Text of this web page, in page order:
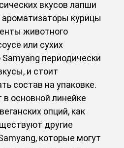
вкусов лапши
курицы
животного
или сухих
периодически
и стоит
состав на упаковке.
основной линейке
опций, как
другие
которые могут